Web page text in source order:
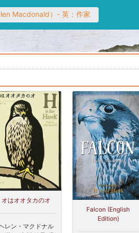
Macdonald）- 英：作家
オはオオタカのオ
レン・マクドナル
Falcon (English
Edition)